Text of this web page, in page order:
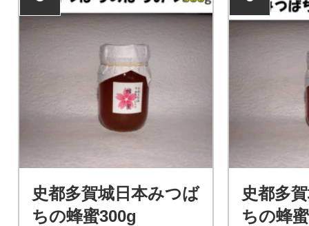
史都多賀城日本みつば
ちの蜂蜜300g
史都多
ちの蜂